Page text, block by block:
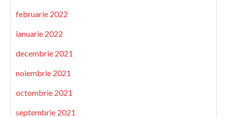
februarie 2022
ianuarie 2022
decembrie 2021
noiembrie 2021
octombrie 2021
septembrie 2021